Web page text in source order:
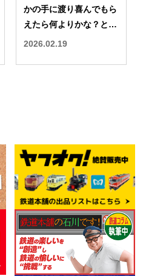
かの手に渡り喜んでもら
えたら何よりかな？と／
鉄道本舗 宅配買取 出張
2026.02.19